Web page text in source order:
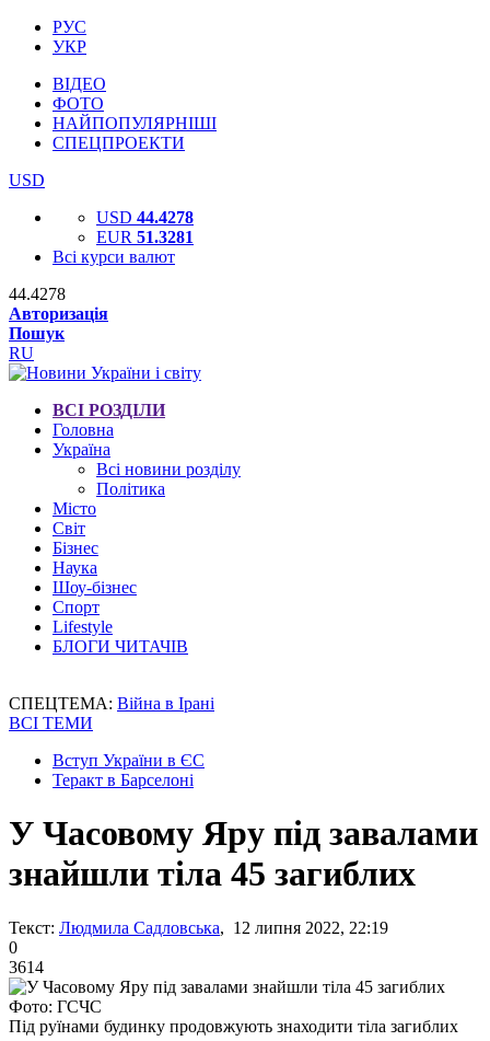
РУС
УКР
ВІДЕО
ФОТО
НАЙПОПУЛЯРНІШІ
СПЕЦПРОЕКТИ
USD
USD 44.4278
EUR 51.3281
Всі курси валют
44.4278
Авторизація
Пошук
RU
ВСІ РОЗДІЛИ
Головна
Україна
Всі новини розділу
Політика
Місто
Світ
Бізнес
Наука
Шоу-бізнес
Спорт
Lifestyle
БЛОГИ ЧИТАЧІВ
СПЕЦТЕМА: Війна в Ірані
ВСІ ТЕМИ
Вступ України в ЄС
Теракт в Барселоні
У Часовому Яру під завалами
знайшли тіла 45 загиблих
Текст: Людмила Садловська, 12 липня 2022, 22:19
0
3614
Фото: ГСЧС
Під руїнами будинку продовжують знаходити тіла загиблих